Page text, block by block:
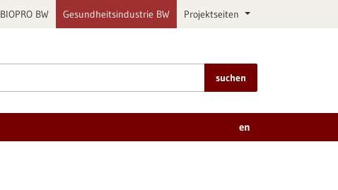
BIOPRO BW Gesundheitsindustrie BW Projektseiten
suchen
en